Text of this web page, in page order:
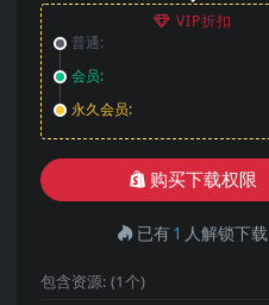
VIP折扣
普通:
会员:
永久会员:
购买下载权限
已有1 人解锁下载
包含资源: (1个)